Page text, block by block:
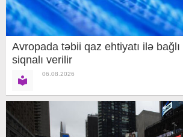
Avropada təbii qaz ehtiyatı ilə
siqnalı verilir
06.08.2026